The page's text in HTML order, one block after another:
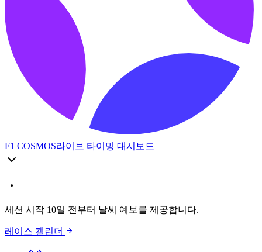
F1 COSMOS라이브 타이밍 대시보드
세션 시작 10일 전부터 날씨 예보를 제공합니다.
레이스 캘린더